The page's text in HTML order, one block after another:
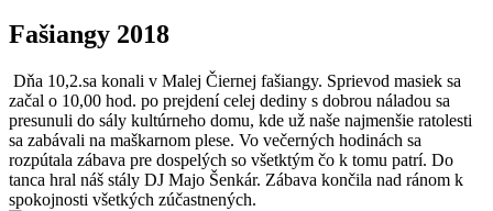
Fašiangy 2018
Dňa 10,2.sa konali v Malej Čiernej fašiangy. Sprievod masiek sa
začal o 10,00 hod. po prejdení celej dediny s dobrou náladou sa
presunuli do sály kultúrneho domu, kde už naše najmenšie ratolesti
sa zabávali na maškarnom plese. Vo večerných hodinách sa
rozpútala zábava pre dospelých so všetktým čo k tomu patrí. Do
tanca hral náš stály DJ Majo Šenkár. Zábava končila nad ránom k
spokojnosti všetkých zúčastnených.